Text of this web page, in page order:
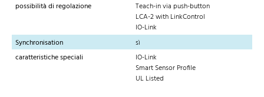
possibilità di regolazione
Teach-in via push-button
LCA-2 with LinkControl
IO-Link
Synchronisation
sì
caratteristiche speciali
IO-Link
Smart Sensor Profile
UL Listed